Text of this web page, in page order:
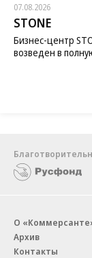
07.08.2026
STONE
Бизнес-центр
возведен в
О
Архив
Контакты